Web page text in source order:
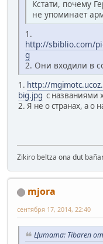
Кстати, почему
не упоминает
1.
http://sbiblio.com/
g
2. Они входили в
1. http://
big.jpg с названиями
2. Я не о странах, а о
Zikiro beltza ona dut
mjora
сентября 17, 2014, 22:40
Цитата: Tibaren от